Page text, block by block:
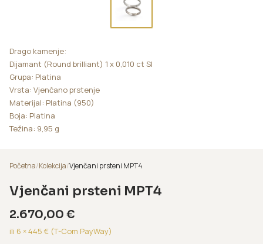
Drago kamenje:
Dijamant (Round brilliant) 1 x 0,010 ct SI
Grupa: Platina
Vrsta: Vjenčano prstenje
Materijal: Platina (950)
Boja: Platina
Težina: 9,95 g
Početna/Kolekcija/Vjenčani prsteni MPT4
Vjenčani prsteni MPT4
2.670,00 €
ili 6 ×445 € (T-Com PayWay)